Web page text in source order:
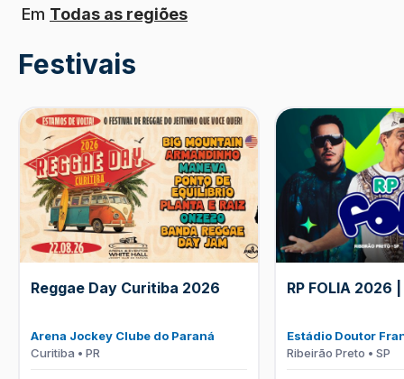
Em Todas as regiões
Festivais
Reggae Day Curitiba 2026
Arena Jockey Clube do Paraná
Curitiba • PR
RP FOLIA 2026
Estádio Doutor
Ribeirão Preto • SP